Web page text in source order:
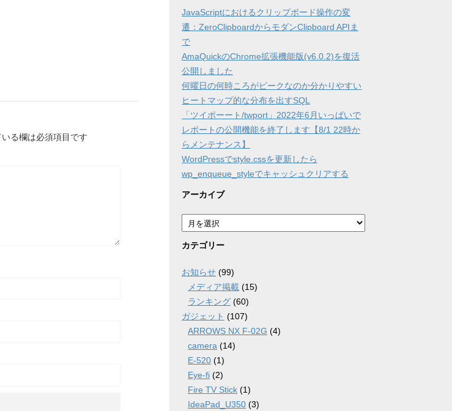
る欄は必須項目です
JavaScriptにおけるクリップボード操作の変
遷：ZeroClipboardからモダンClipboard APIま
で
AmaQuickのChrome拡張機能版(v6.0.2)を復活
公開しました
何曜日の何時ころがピークなのか分かりやすい
ヒートマップ的な分布を出すSQL
「ツイポーート/twport」2022年6月いっぱいで
レポートの公開機能を終了します【8/1 22時か
らメンテナンス】
WordPressでstyle.cssを更新したら
wp_enqueue_styleでキャッシュクリアする
アーカイブ
ア
ー
カ
ブ
カテゴリー
お知らせ (99)
メディア掲載 (15)
ランキング (60)
ガジェット (107)
ARROWS NX F-02G (4)
camera (14)
E-520 (1)
Eye-fi (2)
Fire TV Stick (1)
IdeaPad_U350 (3)